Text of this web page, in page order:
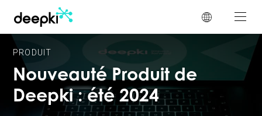
PRODUIT
Nouveauté Produit de
Deepki : été 2024
Panneau de gestion des cookies